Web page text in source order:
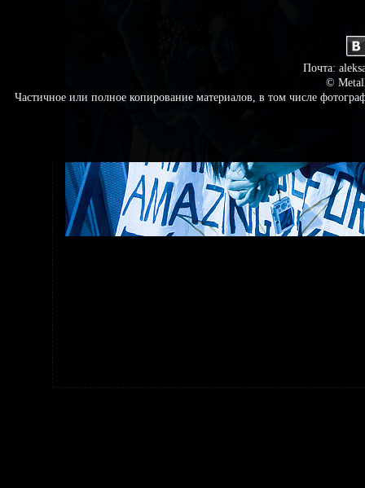
Почта:
©
Частичное или полное копирование материалов, в том числе